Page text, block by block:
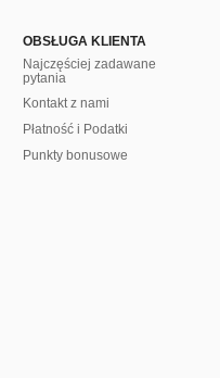
OBSŁUGA KLIENTA
Najczęściej zadawane
pytania
Kontakt z nami
Płatność i Podatki
Punkty bonusowe